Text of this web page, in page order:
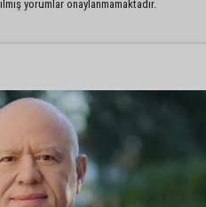
yorumlar onaylanmamaktadır.